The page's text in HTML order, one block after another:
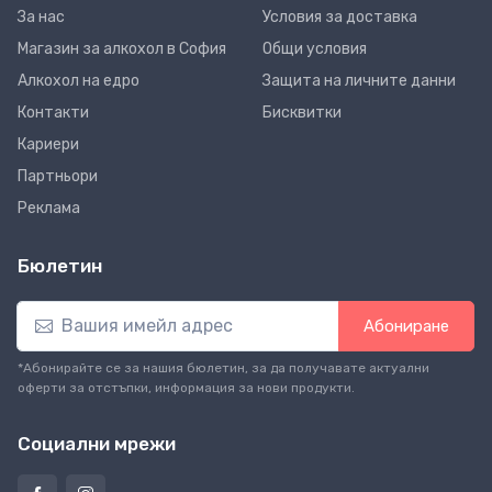
За нас
Магазин за алкохол в София
Алкохол на едро
Контакти
Кариери
Партньори
Реклама
Условия за доставка
Общи условия
Защита на личните данни
Бисквитки
Бюлетин
Абониране
*Абонирайте се за нашия бюлетин, за да получавате актуални
оферти за отстъпки, информация за нови продукти.
Социални мрежи